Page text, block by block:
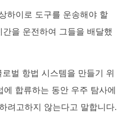
하이로 도구를 운송해야 할
을 운전하여 그들을 배달했
벌 항법 시스템을 만들기 위
합류하는 동안 우주 탐사에
려고하지 않는다고 말합니다.